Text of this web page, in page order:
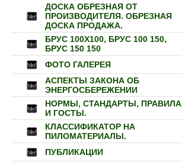
ДОСКА ОБРЕЗНАЯ ОТ
ПРОИЗВОДИТЕЛЯ. ОБРЕЗНАЯ
ДОСКА ПРОДАЖА.
БРУС 100Х100, БРУС 100 150,
БРУС 150 150
ФОТО ГАЛЕРЕЯ
АСПЕКТЫ ЗАКОНА ОБ
ЭНЕРГОСБЕРЕЖЕНИИ
НОРМЫ, СТАНДАРТЫ, ПРАВИЛА
И ГОСТЫ.
КЛАССИФИКАТОР НА
ПИЛОМАТЕРИАЛЫ.
ПУБЛИКАЦИИ